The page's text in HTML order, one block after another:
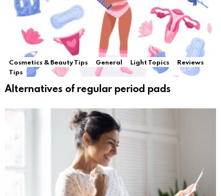
Cosmetics & Beauty Tips General Light Topics
Reviews
Tips
Alternatives of regular period pads